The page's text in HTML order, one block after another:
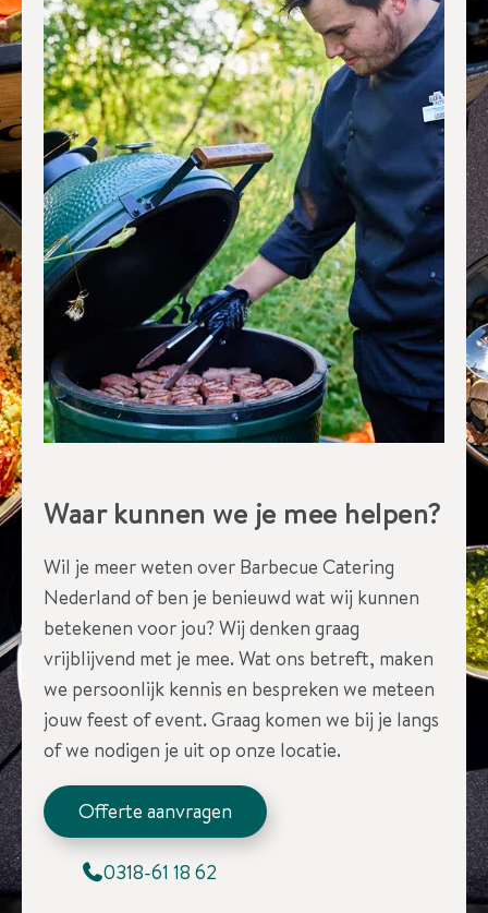
Waar kunnen we je mee helpen?
Wil je meer weten over Barbecue Catering
Nederland of ben je benieuwd wat wij kunnen
betekenen voor jou? Wij denken graag
vrijblijvend met je mee. Wat ons betreft, maken
we persoonlijk kennis en bespreken we meteen
jouw feest of event. Graag komen we bij je langs
of we nodigen je uit op onze locatie.
Offerte aanvragen
0318-61 18 62